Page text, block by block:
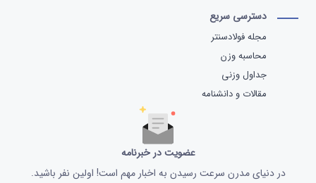
دسترسی سریع
مجله فولادسنتر
محاسبه وزن
جداول وزنی
مقالات و دانشنامه
عضویت در خبرنامه
در دنیای مدرن سرعت رسیدن به اخبار مهم است! اولین نفر باشید.